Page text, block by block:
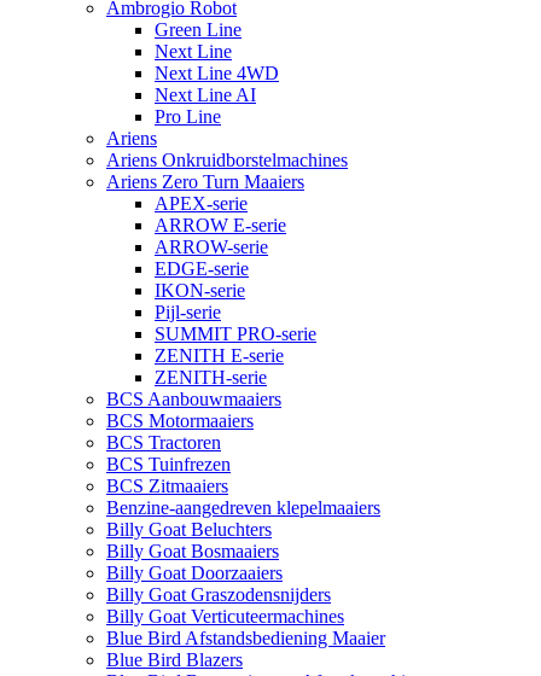
Ambrogio Robot
Green Line
Next Line
Next Line 4WD
Next Line AI
Pro Line
Ariens
Ariens Onkruidborstelmachines
Ariens Zero Turn Maaiers
APEX-serie
ARROW E-serie
ARROW-serie
EDGE-serie
IKON-serie
Pijl-serie
SUMMIT PRO-serie
ZENITH E-serie
ZENITH-serie
BCS Aanbouwmaaiers
BCS Motormaaiers
BCS Tractoren
BCS Tuinfrezen
BCS Zitmaaiers
Benzine-aangedreven klepelmaaiers
Billy Goat Beluchters
Billy Goat Bosmaaiers
Billy Goat Doorzaaiers
Billy Goat Graszodensnijders
Billy Goat Verticuteermachines
Blue Bird Afstandsbediening Maaier
Blue Bird Blazers